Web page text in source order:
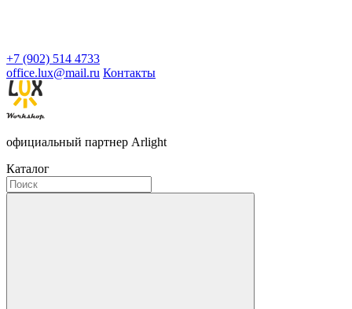
+7 (902) 514 4733
office.lux@mail.ru Контакты
официальный партнер Arlight
Каталог